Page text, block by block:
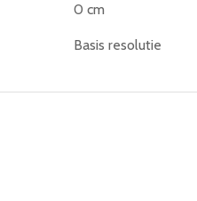
0 cm
Basis resolutie